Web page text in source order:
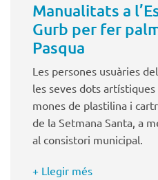
Manualitats a
Gurb per fer
Pasqua
Les persones usuàries
les seves dots
mones de plastilina i
de la Setmana Santa, a
al consistori municipal.
+ Llegir més